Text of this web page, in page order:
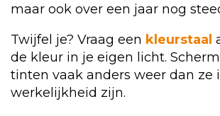
maar ook over een jaar nog
Twijfel je? Vraag een kleurstaal
de kleur in je eigen licht.
tinten vaak anders weer dan ze
werkelijkheid zijn.